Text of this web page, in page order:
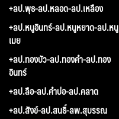
+ลป.พุธ-ลป.หลอด-ลป.เหลือง
+ลป.หนูอินทร์-ลป.หนูหยาด-ลป.หนู
เมย
+ลป.ทองบัว-ลป.ทองคำ-ลป.ทอง
อินทร์
+ลป.ลือ-ลป.คำบ่อ-ลป.คลาด
+ลป.สังข์-ลป.สนธิ์-ลพ.สุบรรณ